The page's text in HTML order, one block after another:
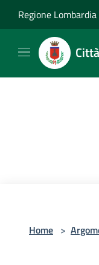
Regione Lombardia
Home >